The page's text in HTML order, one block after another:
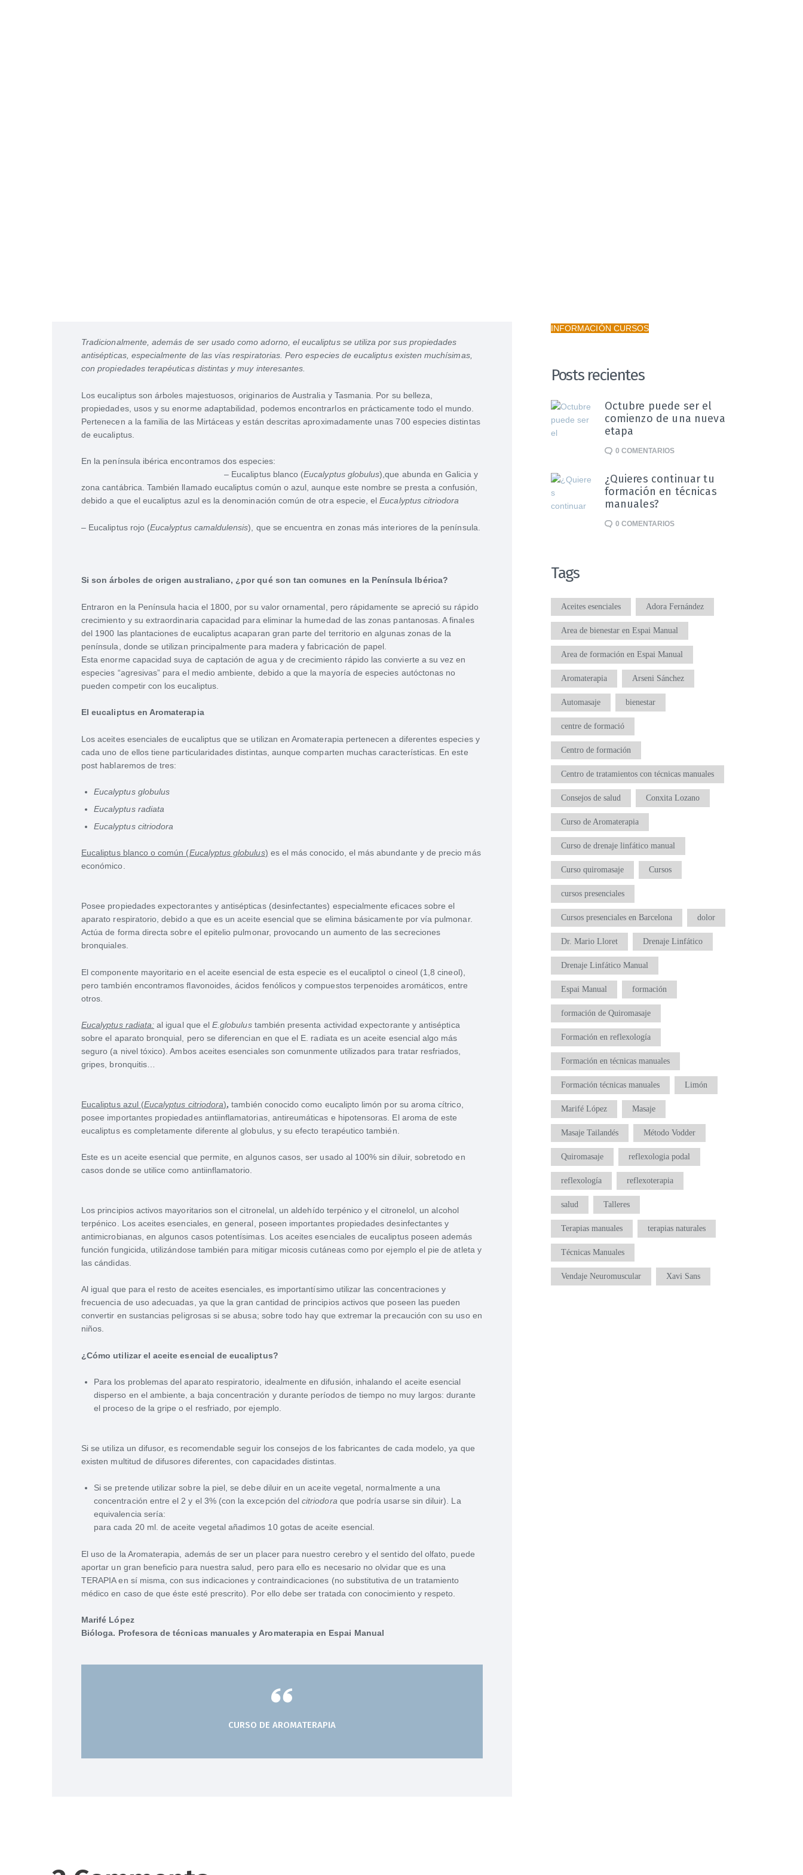
Tradicionalmente, además de ser usado como adorno, el eucaliptus se utiliza por sus propiedades
antisépticas, especialmente de las vías respiratorias. Pero especies de eucaliptus existen muchísimas,
con propiedades terapéuticas distintas y muy interesantes.
Los eucaliptus son árboles majestuosos, originarios de Australia y Tasmania. Por su belleza,
propiedades, usos y su enorme adaptabilidad, podemos encontrarlos en prácticamente todo el mundo.
Pertenecen a la familia de las Mirtáceas y están descritas aproximadamente unas 700 especies distintas
de eucaliptus.
En la península ibérica encontramos dos especies:
– Eucaliptus blanco (Eucalyptus globulus),que abunda en Galicia y
zona cantábrica. También llamado eucaliptus común o azul, aunque este nombre se presta a confusión,
debido a que el eucaliptus azul es la denominación común de otra especie, elEucalyptus citriodora
– Eucaliptus rojo (Eucalyptus camaldulensis), que se encuentra en zonas más interiores de la península.
Si son árboles de origen australiano, ¿por qué son tan comunes en la Península Ibérica?
Entraron en la Península hacia el 1800, por su valor ornamental, pero rápidamente se apreció su rápido
crecimiento y su extraordinaria capacidad para eliminar la humedad de las zonas pantanosas. A finales
del 1900 las plantaciones de eucaliptus acaparan gran parte del territorio en algunas zonas de la
península, donde se utilizan principalmente para madera y fabricación de papel.
Esta enorme capacidad suya de captación de agua y de crecimiento rápido las convierte a su vez en
especies “agresivas” para el medio ambiente, debido a que la mayoría de especies autóctonas no
pueden competir con los eucaliptus.
El eucaliptus en Aromaterapia
Los aceites esenciales de eucaliptus que se utilizan en Aromaterapia pertenecen a diferentes especies y
cada uno de ellos tiene particularidades distintas, aunque comparten muchas características. En este
post hablaremos de tres:
Eucalyptus globulus
Eucalyptus radiata
Eucalyptus citriodora
Eucaliptus blanco o común (Eucalyptus globulus) es el más conocido, el más abundante y de precio más
económico.
Posee propiedades expectorantes y antisépticas (desinfectantes) especialmente eficaces sobre el
aparato respiratorio, debido a que es un aceite esencial que se elimina básicamente por vía pulmonar.
Actúa de forma directa sobre el epitelio pulmonar, provocando un aumento de las secreciones
bronquiales.
El componente mayoritario en el aceite esencial de esta especie es el eucaliptol o cineol (1,8 cineol),
pero también encontramos flavonoides, ácidos fenólicos y compuestos terpenoides aromáticos, entre
otros.
Eucalyptus radiata: al igual que elE.globulustambién presenta actividad expectorante y antiséptica
sobre el aparato bronquial, pero se diferencian en que el E. radiata es un aceite esencial algo más
seguro (a nivel tóxico). Ambos aceites esenciales son comunmente utilizados para tratar resfriados,
gripes, bronquitis…
Eucaliptus azul (Eucalyptus citriodora),también conocido como eucalipto limón por su aroma cítrico,
posee importantes propiedades antiinflamatorias, antireumáticas e hipotensoras. El aroma de este
eucaliptus es completamente diferente al globulus, y su efecto terapéutico también.
Este es un aceite esencial que permite, en algunos casos, ser usado al 100% sin diluir, sobretodo en
casos donde se utilice como antiinflamatorio.
Los principios activos mayoritarios son el citronelal, un aldehído terpénico y el citronelol, un alcohol
terpénico. Los aceites esenciales, en general, poseen importantes propiedades desinfectantes y
antimicrobianas, en algunos casos potentísimas. Los aceites esenciales de eucaliptus poseen además
función fungicida, utilizándose también para mitigar micosis cutáneas como por ejemplo el pie de atleta y
las cándidas.
Al igual que para el resto de aceites esenciales, es importantísimo utilizar las concentraciones y
frecuencia de uso adecuadas, ya que la gran cantidad de principios activos que poseen las pueden
convertir en sustancias peligrosas si se abusa; sobre todo hay que extremar la precaución con su uso en
niños.
¿Cómo utilizar el aceite esencial de eucaliptus?
Para los problemas del aparato respiratorio, idealmente en difusión, inhalando el aceite esencial
disperso en el ambiente, a baja concentración y durante períodos de tiempo no muy largos: durante
el proceso de la gripe o el resfriado, por ejemplo.
Si se utiliza un difusor, es recomendable seguir los consejos de los fabricantes de cada modelo, ya que
existen multitud de difusores diferentes, con capacidades distintas.
Si se pretende utilizar sobre la piel, se debe diluir en un aceite vegetal, normalmente a una
concentración entre el 2 y el 3% (con la excepción delcitriodoraque podría usarse sin diluir). La
equivalencia sería:
para cada 20 ml. de aceite vegetal añadimos 10 gotas de aceite esencial.
El uso de la Aromaterapia, además de ser un placer para nuestro cerebro y el sentido del olfato, puede
aportar un gran beneficio para nuestra salud, pero para ello es necesario no olvidar que es una
TERAPIA en sí misma, con sus indicaciones y contraindicaciones (no substitutiva de un tratamiento
médico en caso de que éste esté prescrito). Por ello debe ser tratada con conocimiento y respeto.
Marifé López
Bióloga. Profesora de técnicas manuales y Aromaterapia en Espai Manual
CURSO DE AROMATERAPIA
INFORMACIÓN CURSOS
Posts recientes
Octubre puede ser el
comienzo de una nueva
etapa
0 COMENTARIOS
¿Quieres continuar tu
formación en técnicas
manuales?
0 COMENTARIOS
Tags
Aceites esenciales Adora Fernández
Area de bienestar en Espai Manual
Area de formación en Espai Manual
Aromaterapia Arseni Sánchez
Automasaje bienestar
centre de formació
Centro de formación
Centro de tratamientos con técnicas manuales
Consejos de salud Conxita Lozano
Curso de Aromaterapia
Curso de drenaje linfático manual
Curso quiromasaje Cursos
cursos presenciales
Cursos presenciales en Barcelona dolor
Dr. Mario Lloret Drenaje Linfático
Drenaje Linfático Manual
Espai Manual formación
formación de Quiromasaje
Formación en reflexología
Formación en técnicas manuales
Formación técnicas manuales Limón
Marifé López Masaje
Masaje Tailandés Método Vodder
Quiromasaje reflexologia podal
reflexología reflexoterapia
salud Talleres
Terapias manuales terapias naturales
Técnicas Manuales
Vendaje Neuromuscular Xavi Sans